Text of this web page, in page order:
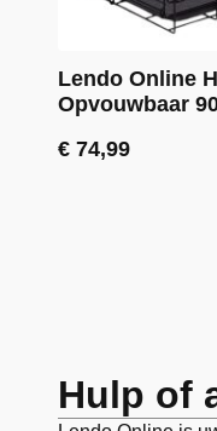
Lendo Online
Opvouwbaar
€ 74,99
Hulp of